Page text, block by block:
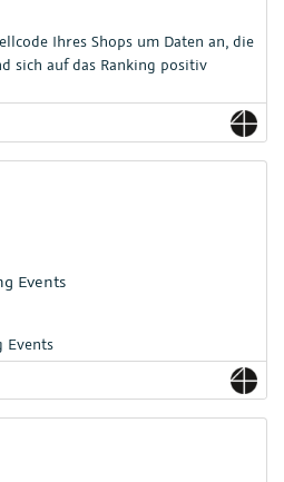
Ihres Shops um Daten an, die
Ranking positiv
Events
Events